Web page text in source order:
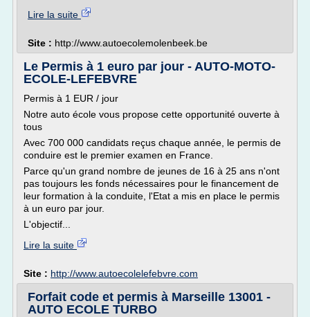
Lire la suite
Site : http://www.autoecolemolenbeek.be
Le Permis à 1 euro par jour - AUTO-MOTO-
ECOLE-LEFEBVRE
Permis à 1 EUR / jour
Notre auto école vous propose cette opportunité ouverte à
tous
Avec 700 000 candidats reçus chaque année, le permis de
conduire est le premier examen en France.
Parce qu'un grand nombre de jeunes de 16 à 25 ans n'ont
pas toujours les fonds nécessaires pour le financement de
leur formation à la conduite, l'Etat a mis en place le permis
à un euro par jour.
L'objectif...
Lire la suite
Site : http://www.autoecolelefebvre.com
Forfait code et permis à Marseille 13001 -
AUTO ECOLE TURBO